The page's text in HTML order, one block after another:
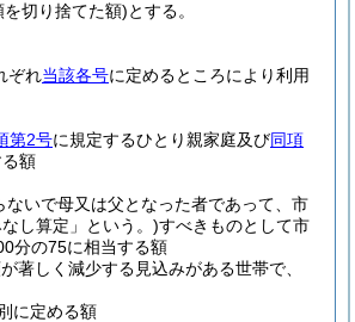
切り捨てた額)とする。
ぞれ当該各号に定めるところにより利用
第2号に規定するひとり親家庭及び同項
額
いで母又は父となった者であって、市
し算定」という。)すべきものとして市
分の75に相当する額
著しく減少する見込みがある世帯で、
に定める額